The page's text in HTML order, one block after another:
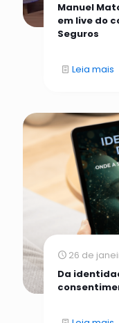
Manuel
em live do
Seguros
Leia mais
26 de
Da